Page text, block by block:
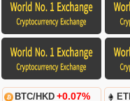
BTC/HKD +0.07%